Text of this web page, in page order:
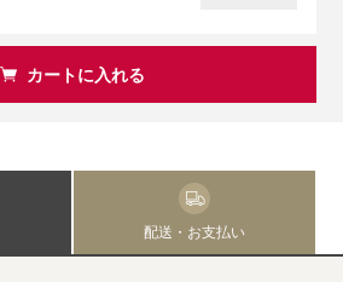
カートに入れる
配送・お支払い